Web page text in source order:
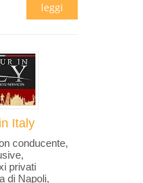
leggi
Italy
conducente,
privati
di Napoli,